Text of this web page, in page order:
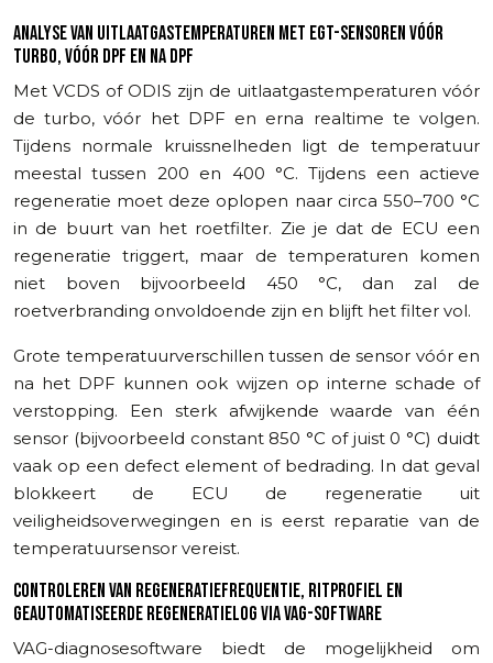
ANALYSE VAN UITLAATGASTEMPERATUREN MET EGT-SENSOREN VÓÓR
TURBO, VÓÓR DPF EN NA DPF
Met VCDS of ODIS zijn de uitlaatgastemperaturen vóór
de turbo, vóór het DPF en erna realtime te volgen.
Tijdens normale kruissnelheden ligt de temperatuur
meestal tussen 200 en 400 °C. Tijdens een actieve
regeneratie moet deze oplopen naar circa 550–700 °C
in de buurt van het roetfilter. Zie je dat de ECU een
regeneratie triggert, maar de temperaturen komen
niet boven bijvoorbeeld 450 °C, dan zal de
roetverbranding onvoldoende zijn en blijft het filter vol.
Grote temperatuurverschillen tussen de sensor vóór en
na het DPF kunnen ook wijzen op interne schade of
verstopping. Een sterk afwijkende waarde van één
sensor (bijvoorbeeld constant 850 °C of juist 0 °C) duidt
vaak op een defect element of bedrading. In dat geval
blokkeert de ECU de regeneratie uit
veiligheidsoverwegingen en is eerst reparatie van de
temperatuursensor vereist.
CONTROLEREN VAN REGENERATIEFREQUENTIE, RITPROFIEL EN
GEAUTOMATISEERDE REGENERATIELOG VIA VAG-SOFTWARE
VAG-diagnosesoftware biedt de mogelijkheid om